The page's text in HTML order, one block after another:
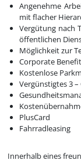
Angenehme
mit flacher
Vergütung nach
öffentlichen
Möglichkeit zur
Corporate
Kostenlose
Vergünstigtes 3
PlusCard
Fahrradleasing
Innerhalb eines